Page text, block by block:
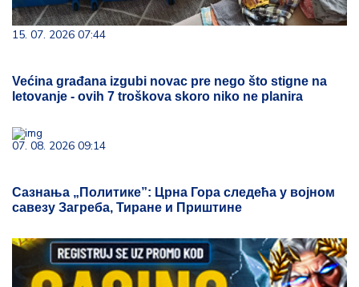
15. 07. 2026 07:44
Većina građana izgubi novac pre nego što stigne na
letovanje - ovih 7 troškova skoro niko ne planira
07. 08. 2026 09:14
Сазнања „Политике”: Црна Гора следећа у војном
савезу Загреба, Тиране и Приштине